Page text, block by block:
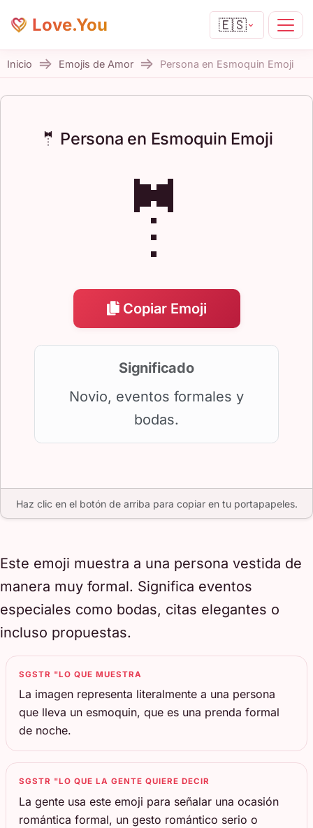
Love.You 🇪🇸
Inicio Emojis de Amor Persona en Esmoquin Emoji
🤵 Persona en Esmoquin Emoji
🤵
Copiar Emoji
Significado
Novio, eventos formales y
bodas.
Haz clic en el botón de arriba para copiar en tu portapapeles.
Este emoji muestra a una persona vestida de
manera muy formal. Significa eventos
especiales como bodas, citas elegantes o
incluso propuestas.
SGSTR "LO QUE MUESTRA
La imagen representa literalmente a una persona
que lleva un esmoquin, que es una prenda formal
de noche.
SGSTR "LO QUE LA GENTE QUIERE DECIR
La gente usa este emoji para señalar una ocasión
romántica formal, un gesto romántico serio o